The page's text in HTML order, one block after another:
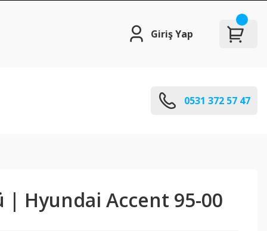
Giriş Yap
0531 372 57 47
| Hyundai Accent 95-00